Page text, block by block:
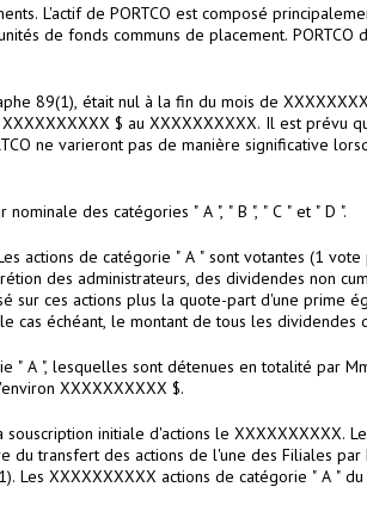
L'actif de PORTCO est composé
de fonds communs de placement.
89(1), était nul à la fin du mois de
$ au XXXXXXXXXX. Il est prévu
ne varieront pas de manière significative
des catégories " A ", " B ", " C " et " D ".
actions de catégorie " A " sont votantes (1
des administrateurs, des dividendes non
sur ces actions plus la quote-part d'une prime
cas échéant, le montant de tous les dividendes
" A ", lesquelles sont détenues en totalité par
XXXXXXXXXX $.
initiale d'actions le XXXXXXXXXX.
transfert des actions de l'une des Filiales par
XXXXXXXXXX actions de catégorie " A " du